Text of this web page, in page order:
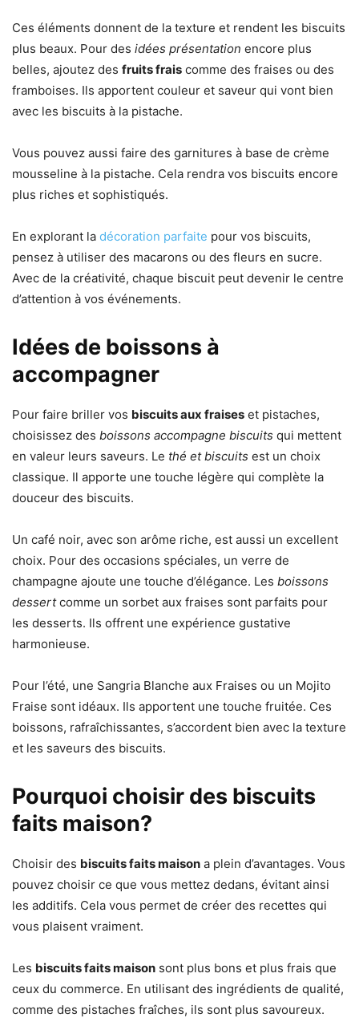
Ces éléments donnent de la texture et rendent les biscuits
plus beaux. Pour des idées présentation encore plus
belles, ajoutez des fruits frais comme des fraises ou des
framboises. Ils apportent couleur et saveur qui vont bien
avec les biscuits à la pistache.
Vous pouvez aussi faire des garnitures à base de crème
mousseline à la pistache. Cela rendra vos biscuits encore
plus riches et sophistiqués.
En explorant la décoration parfaite pour vos biscuits,
pensez à utiliser des macarons ou des fleurs en sucre.
Avec de la créativité, chaque biscuit peut devenir le centre
d’attention à vos événements.
Idées de boissons à
accompagner
Pour faire briller vos biscuits aux fraises et pistaches,
choisissez des boissons accompagne biscuits qui mettent
en valeur leurs saveurs. Le thé et biscuits est un choix
classique. Il apporte une touche légère qui complète la
douceur des biscuits.
Un café noir, avec son arôme riche, est aussi un excellent
choix. Pour des occasions spéciales, un verre de
champagne ajoute une touche d’élégance. Les boissons
dessertcomme un sorbet aux fraises sont parfaits pour
les desserts. Ils offrent une expérience gustative
harmonieuse.
Pour l’été, une Sangria Blanche aux Fraises ou un Mojito
Fraise sont idéaux. Ils apportent une touche fruitée. Ces
boissons, rafraîchissantes, s’accordent bien avec la texture
et les saveurs des biscuits.
Pourquoi choisir des biscuits
faits maison?
Choisir des biscuits faits maison a plein d’avantages. Vous
pouvez choisir ce que vous mettez dedans, évitant ainsi
les additifs. Cela vous permet de créer des recettes qui
vous plaisent vraiment.
Les biscuits faits maison sont plus bons et plus frais que
ceux du commerce. En utilisant des ingrédients de qualité,
comme des pistaches fraîches, ils sont plus savoureux.